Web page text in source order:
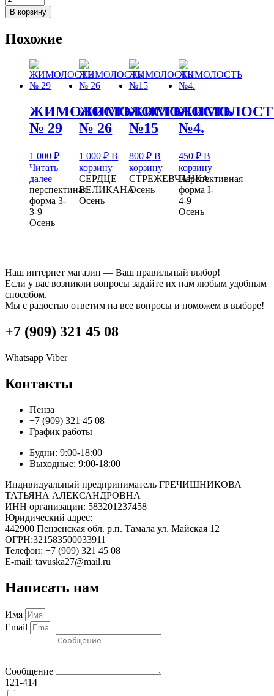
товара
ЖИМОЛОСТЬ
28
В корзину
Похожие
ЖИМОЛОСТЬ
№ 29
1 000 ₽
Читать
далее
перспектиная
форма 3-
3-9
Осень
ЖИМОЛОСТЬ
№ 26
1 000₽ В
корзину
СЕРДЦЕ
ВЕЛИКАНА
Осень
ЖИМОЛОСТЬ
№15
800 ₽ В
корзину
СТРЕЖЕВЧАНКА
Осень
№4.
450 ₽ В
корзину
Перспективная
форма I-
4-9
Осень
Наш интернет магазин — Ваш правильный выбор!
Если у вас возникли вопросы задайте их нам любым удобным
способом.
Мы с радостью ответим на все вопросы и поможем в выборе!
+7 (909) 321 45 08
Whatsapp Viber
Контакты
Пенза
+7 (909) 321 45 08
График работы
Будни: 9:00-18:00
Выходные: 9:00-18:00
Индивидуальный предприниматель ГРЕЧИШНИКОВА
ТАТЬЯНА АЛЕКСАНДРОВНА
ИНН организации: 583201237458
Юридический адрес:
442900 Пензенская обл. р.п. Тамала ул. Майская 12
ОГРН:321583500033911
Телефон: +7 (909) 321 45 08
E-mail: tavuska27@mail.ru
Написать нам
Имя
Email
Сообщение
121-414